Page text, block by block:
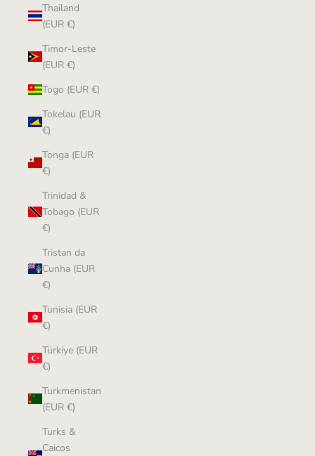
Thailand
(EUR €)
Timor-Leste
(EUR €)
Togo (EUR €)
Tokelau (EUR
€)
Tonga (EUR
€)
Trinidad &
Tobago (EUR
€)
Tristan da
Cunha (EUR
€)
Tunisia (EUR
€)
Türkiye (EUR
€)
Turkmenistan
(EUR €)
Turks &
Caicos